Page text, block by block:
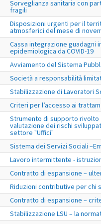
Sorveglianza sanitaria con
fragili
Disposizioni urgenti per il
atmosferici del mese di
Cassa integrazione guadagni
epidemiologica da COVID-19
Avviamento del Sistema
Società a responsabilità
Stabilizzazione di Lavoratori
Criteri per l’accesso ai
Strumento di supporto rivolto
valutazione dei rischi
settore "Uffici"
Sistema dei Servizi Sociali
Lavoro intermittente -
Contratto di espansione –
Riduzioni contributive per chi
Contratto di espansione –
Stabilizzazione LSU – la